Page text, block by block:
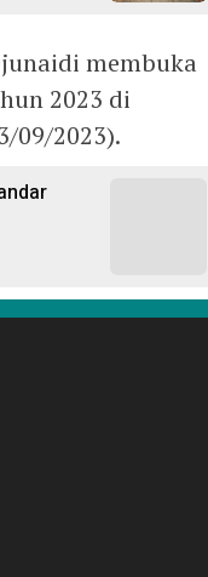
membuka
2023 di
09/2023).